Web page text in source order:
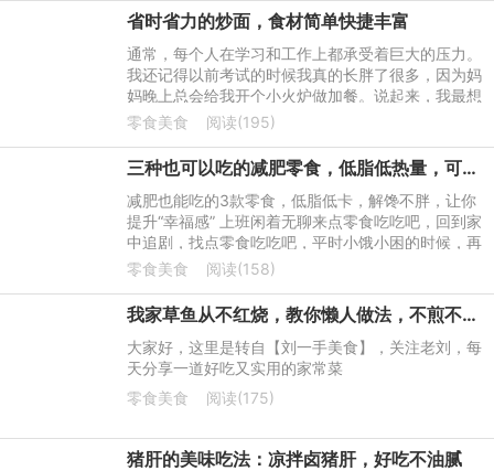
省时省力的炒面，食材简单快捷丰富
通常，每个人在学习和工作上都承受着巨大的压力。
我还记得以前考试的时候我真的长胖了很多，因为妈
妈晚上总会给我开个小火炉做加餐。说起来，我最想
要的是炒面。以下是如何制作这款Aauto速食炒面。
零食美食 阅读(195)
三种也可以吃的减肥零食，低脂低热量，可以帮助你提高“幸福感”
减肥也能吃的3款零食，低脂低卡，解馋不胖，让你
提升“幸福感” 上班闲着无聊来点零食吃吃吧，回到家
中追剧，找点零食吃吃吧，平时小饿小困的时候，再
来点零食打牙祭吧等等等~
零食美食 阅读(158)
我家草鱼从不红烧，教你懒人做法，不煎不油炸，上桌连汤都不剩
大家好，这里是转自【刘一手美食】，关注老刘，每
天分享一道好吃又实用的家常菜
零食美食
阅读(175)
猪肝的美味吃法：凉拌卤猪肝，好吃不油腻